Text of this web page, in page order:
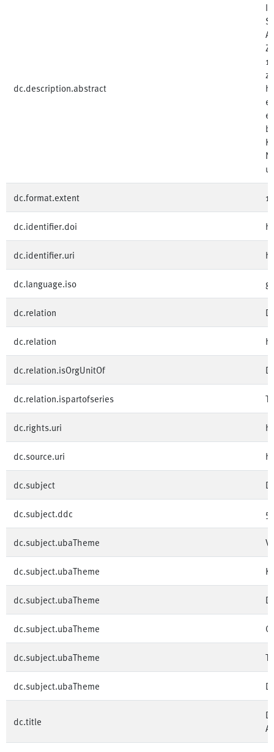
dc.description.abstract
dc.format.extent
dc.identifier.doi
dc.identifier.uri
dc.language.iso
dc.relation
dc.relation
dc.relation.isOrgUnitOf
dc.relation.ispartofseries
dc.rights.uri
dc.source.uri
dc.subject
dc.subject.ddc
dc.subject.ubaTheme
dc.subject.ubaTheme
dc.subject.ubaTheme
dc.subject.ubaTheme
dc.subject.ubaTheme
dc.subject.ubaTheme
dc.title